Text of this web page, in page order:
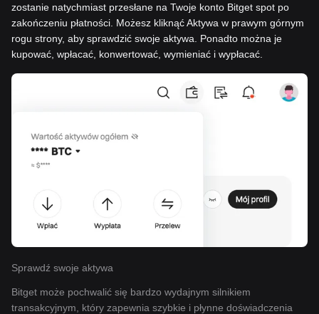
zostanie natychmiast przesłane na Twoje konto Bitget spot po
zakończeniu płatności. Możesz kliknąć Aktywa w prawym górnym
rogu strony, aby sprawdzić swoje aktywa. Ponadto można je
kupować, wpłacać, konwertować, wymieniać i wypłacać.
Sprawdź swoje aktywa
Bitget może pochwalić się bardzo wydajnym silnikiem
transakcyjnym, który zapewnia szybkie i płynne doświadczenia